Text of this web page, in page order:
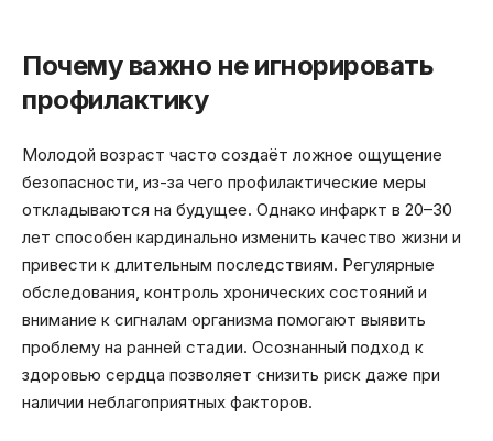
Почему важно не игнорировать
профилактику
Молодой возраст часто создаёт ложное ощущение
безопасности, из-за чего профилактические меры
откладываются на будущее. Однако инфаркт в 20–30
лет способен кардинально изменить качество жизни и
привести к длительным последствиям. Регулярные
обследования, контроль хронических состояний и
внимание к сигналам организма помогают выявить
проблему на ранней стадии. Осознанный подход к
здоровью сердца позволяет снизить риск даже при
наличии неблагоприятных факторов.